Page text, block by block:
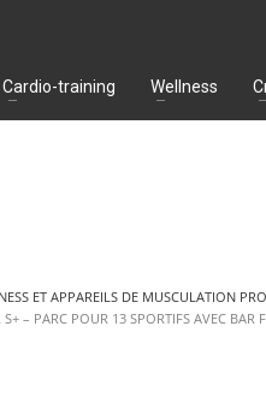
Cardio-training Wellness
ET APPAREILS DE MUSCULATION
– PARC POUR 13 SPORTIFS AVEC BAR